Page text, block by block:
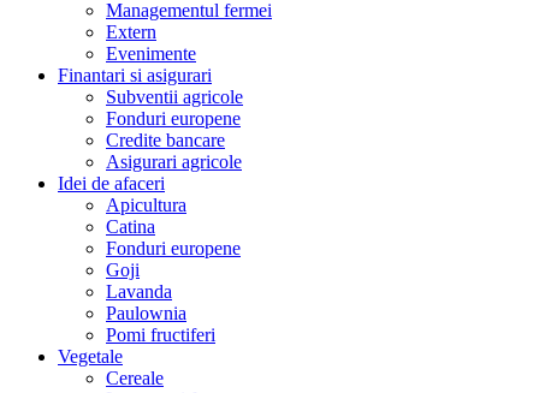
Managementul fermei
Extern
Evenimente
Finantari si asigurari
Subventii agricole
Fonduri europene
Credite bancare
Asigurari agricole
Idei de afaceri
Apicultura
Catina
Fonduri europene
Goji
Lavanda
Paulownia
Pomi fructiferi
Vegetale
Cereale